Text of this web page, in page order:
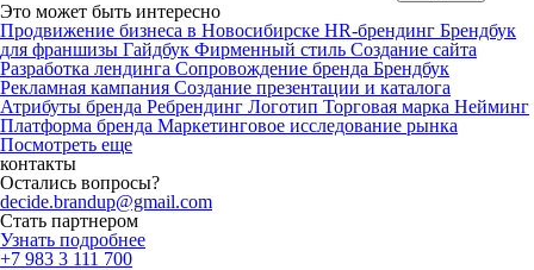
Это может быть интересно
Продвижение бизнеса в Новосибирске HR-брендинг Брендбук
для франшизы Гайдбук Фирменный стиль Создание сайта
Разработка лендинга Сопровождение бренда Брендбук
Рекламная кампания Создание презентации и каталога
Атрибуты бренда Ребрендинг Логотип Торговая марка Нейминг
Платформа бренда Маркетинговое исследование рынка
Посмотреть еще
контакты
Остались вопросы?
decide.brandup@gmail.com
Стать партнером
Узнать подробнее
+7 983 3 111 700